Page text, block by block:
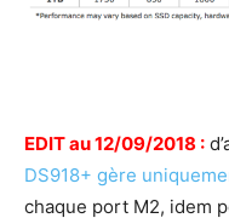
EDIT au 12/09/2018 :
DS918+ gère
chaque port M2, idem